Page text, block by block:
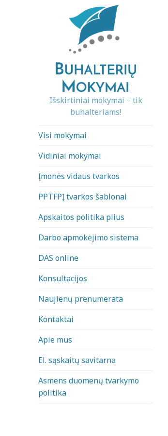
Išskirtiniai mokymai – tik
buhalteriams!
Visi mokymai
Vidiniai mokymai
Įmonės vidaus tvarkos
PPTFPĮ tvarkos šablonai
Apskaitos politika plius
Darbo apmokėjimo sistema
DAS online
Konsultacijos
Naujienų prenumerata
Kontaktai
Apie mus
El. sąskaitų savitarna
Asmens duomenų tvarkymo
politika